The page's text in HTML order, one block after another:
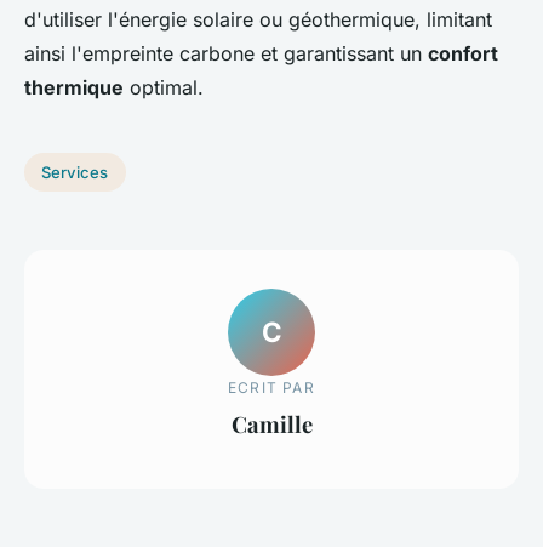
d'utiliser l'énergie solaire ou géothermique, limitant
ainsi l'empreinte carbone et garantissant un confort
thermique optimal.
Services
C
ECRIT PAR
Camille